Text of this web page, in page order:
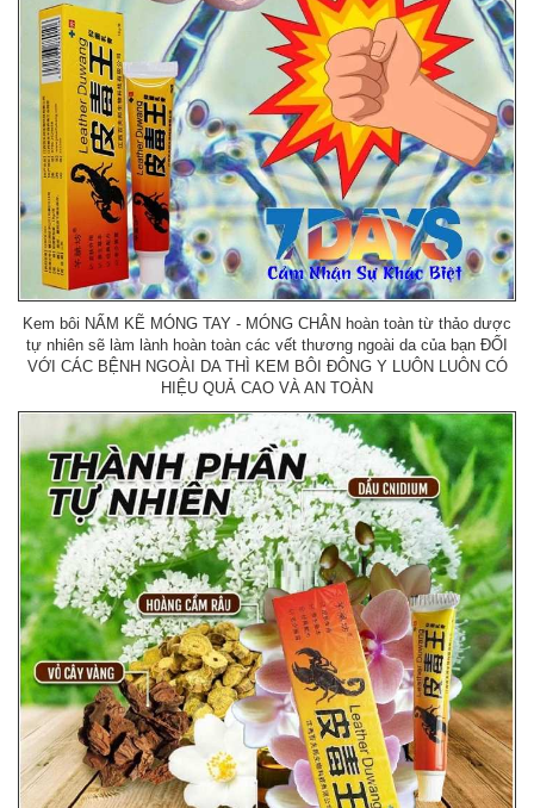
Kem bôi NẤM KẼ MÓNG TAY - MÓNG CHÂN hoàn toàn từ thảo dược
tự nhiên sẽ làm lành hoàn toàn các vết thương ngoài da của bạn ĐỐI
VỚI CÁC BỆNH NGOÀI DA THÌ KEM BÔI ĐÔNG Y LUÔN LUÔN CÓ
HIỆU QUẢ CAO VÀ AN TOÀN